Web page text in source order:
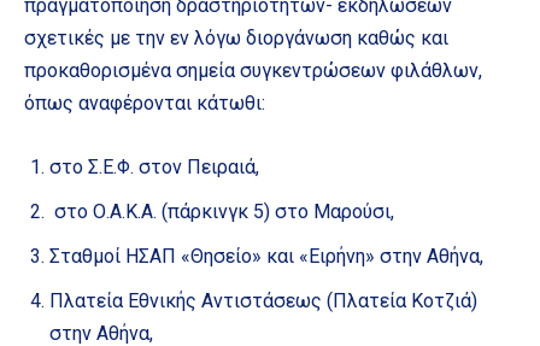
πραγματοποίηση δραστηριοτήτων- εκδηλώσεων
σχετικές με την εν λόγω διοργάνωση καθώς και
προκαθορισμένα σημεία συγκεντρώσεων φιλάθλων,
όπως αναφέρονται κάτωθι:
στο Σ.Ε.Φ. στον Πειραιά,
στο Ο.Α.Κ.Α. (πάρκινγκ 5) στο Μαρούσι,
Σταθμοί ΗΣΑΠ «Θησείο» και «Ειρήνη» στην Αθήνα,
Πλατεία Εθνικής Αντιστάσεως (Πλατεία Κοτζιά)
στην Αθήνα,